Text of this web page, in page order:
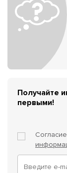
Получайте
первыми!